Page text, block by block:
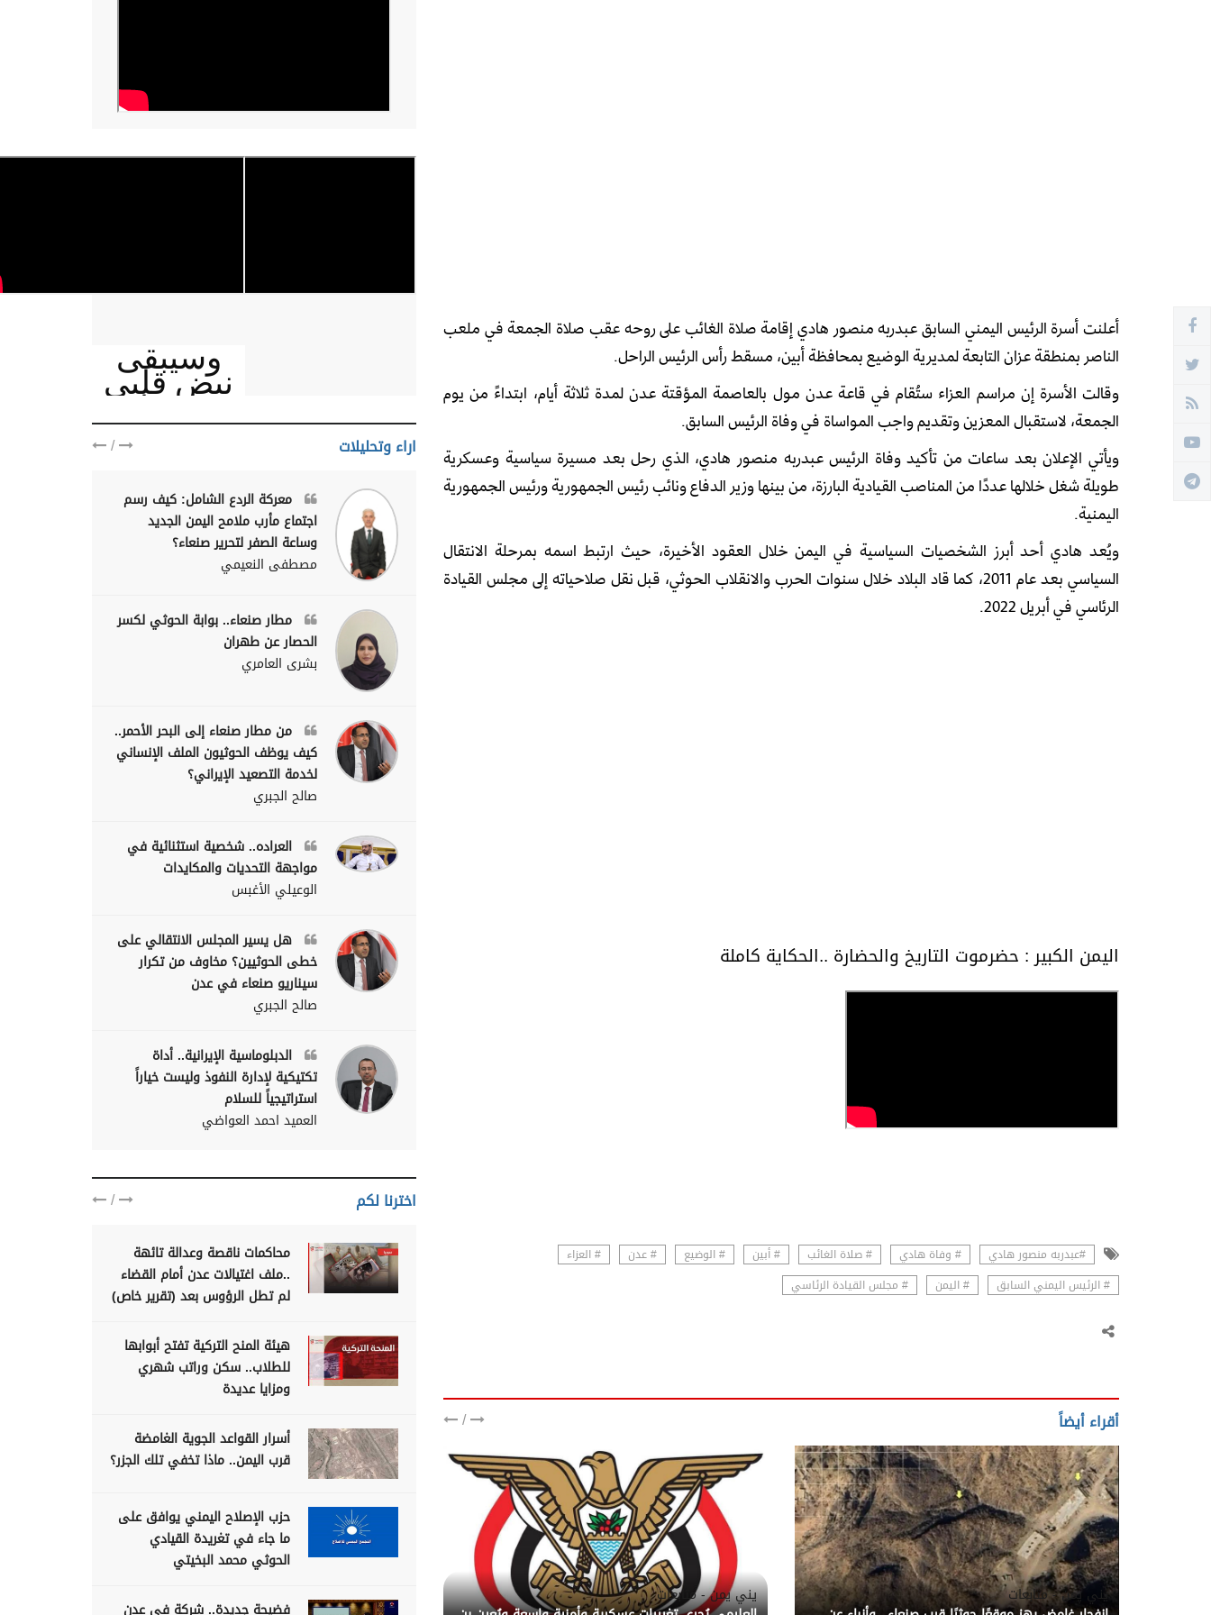
أعلنت أسرة الرئيس اليمني السابق عبدربه منصور هادي إقامة صلاة الغائب على روحه عقب صلاة الجمعة في ملعب
الناصر بمنطقة عزان التابعة لمديرية الوضيع بمحافظة أبين، مسقط رأس الرئيس الراحل.
وقالت الأسرة إن مراسم العزاء ستُقام في قاعة عدن مول بالعاصمة المؤقتة عدن لمدة ثلاثة أيام، ابتداءً من يوم
الجمعة، لاستقبال المعزين وتقديم واجب المواساة في وفاة الرئيس السابق.
ويأتي الإعلان بعد ساعات من تأكيد وفاة الرئيس عبدربه منصور هادي، الذي رحل بعد مسيرة سياسية وعسكرية
طويلة شغل خلالها عددًا من المناصب القيادية البارزة، من بينها وزير الدفاع ونائب رئيس الجمهورية ورئيس الجمهورية
اليمنية.
ويُعد هادي أحد أبرز الشخصيات السياسية في اليمن خلال العقود الأخيرة، حيث ارتبط اسمه بمرحلة الانتقال
السياسي بعد عام 2011، كما قاد البلاد خلال سنوات الحرب والانقلاب الحوثي، قبل نقل صلاحياته إلى مجلس القيادة
الرئاسي في أبريل 2022.
اليمن الكبير : حضرموت التاريخ والحضارة ..الحكاية كاملة
#عبدربه منصور هادي # وفاة هادي # صلاة الغائب # أبين # الوضيع # عدن
# العزاء
# الرئيس اليمني السابق
# اليمن # مجلس القيادة الرئاسي
أقراء أيضاً /
يني يمن - متابعات
يني يمن - متابعات
وسيبقى
نبض قلبي
يمنيا
اراء وتحليلات /
معركة الردع الشامل: كيف رسم
اجتماع مأرب ملامح اليمن الجديد
وساعة الصفر لتحرير صنعاء؟
مصطفى النعيمي
مطار صنعاء.. بوابة الحوثي لكسر
الحصار عن طهران
بشرى العامري
من مطار صنعاء إلى البحر الأحمر..
كيف يوظف الحوثيون الملف الإنساني
لخدمة التصعيد الإيراني؟
صالح الجبري
العراده.. شخصية استثنائية في
مواجهة التحديات والمكايدات
الوعيلي الأغبس
هل يسير المجلس الانتقالي على
خطى الحوثيين؟ مخاوف من تكرار
سيناريو صنعاء في عدن
صالح الجبري
الدبلوماسية الإيرانية.. أداة
تكتيكية لإدارة النفوذ وليست خياراً
استراتيجياً للسلام
العميد احمد العواضي
اخترنا لكم /
محاكمات ناقصة وعدالة تائهة
..ملف اغتيالات عدن أمام القضاء
لم تطل الرؤوس بعد (تقرير خاص)
هيئة المنح التركية تفتح أبوابها
للطلاب.. سكن وراتب شهري
ومزايا عديدة
أسرار القواعد الجوية الغامضة
قرب اليمن.. ماذا تخفي تلك الجزر؟
حزب الإصلاح اليمني يوافق على
ما جاء في تغريدة القيادي
الحوثي محمد البخيتي